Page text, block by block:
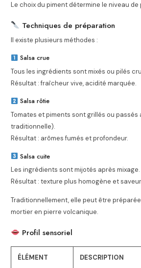
Le choix du piment détermine le niveau de
Techniques de préparation
Il existe plusieurs méthodes :
Salsa crue
Tous les ingrédients sont mixés ou pilés
Résultat : fraîcheur vive, acidité marquée.
Salsa rôtie
Tomates et piments sont grillés ou passés
traditionnelle).
Résultat : arômes fumés et profondeur.
Salsa cuite
Les ingrédients sont mijotés après mixage.
Résultat : texture plus homogène et
Traditionnellement, elle peut être
mortier en pierre volcanique.
Profil sensoriel
ÉLÉMENT DESCRIPTION